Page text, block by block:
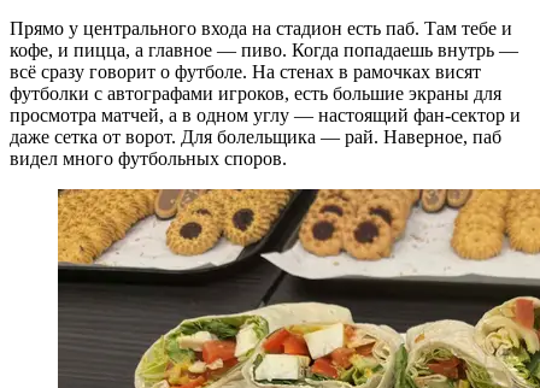
Прямо у центрального входа на стадион есть паб. Там тебе и
кофе, и пицца, а главное — пиво. Когда попадаешь внутрь —
всё сразу говорит о футболе. На стенах в рамочках висят
футболки с автографами игроков, есть большие экраны для
просмотра матчей, а в одном углу — настоящий фан-сектор и
даже сетка от ворот. Для болельщика — рай. Наверное, паб
видел много футбольных споров.